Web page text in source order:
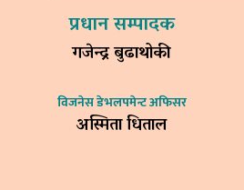
प्रधान सम्पादक
गजेन्द्र बुढाथोकी
विजनेस डेभलपमेन्ट अफिसर
अस्मिता धिताल